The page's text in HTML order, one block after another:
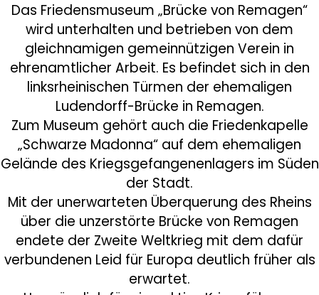
Das Friedensmuseum „Brücke von Remagen“
wird unterhalten und betrieben von dem
gleichnamigen gemeinnützigen Verein in
ehrenamtlicher Arbeit. Es befindet sich in den
linksrheinischen Türmen der ehemaligen
Ludendorff-Brücke in Remagen.
Zum Museum gehört auch die Friedenkapelle
„Schwarze Madonna“ auf dem ehemaligen
Gelände des Kriegsgefangenenlagers im Süden
der Stadt.
Mit der unerwarteten Überquerung des Rheins
über die unzerstörte Brücke von Remagen
endete der Zweite Weltkrieg mit dem dafür
verbundenen Leid für Europa deutlich früher als
erwartet.